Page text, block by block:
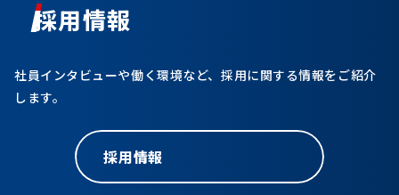
採用情報
社員インタビューや働く環境など、採用に関する情報をご紹介
します。
採用情報